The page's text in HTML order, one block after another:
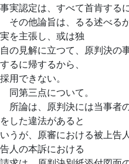
事実認定は、すべて首肯する
その他論旨は、るる述べる
実を主張し、或は独
自の見解に立つて、原判決の
するに帰するから、
採用できない。
同第三点について。
所論は、原判決には当事者
をした違法があると
いうが、原審における被上告
告人の本訴における